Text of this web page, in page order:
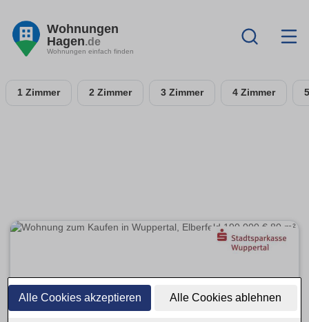
Alle Cookies akzeptieren Alle Cookies ablehnen
Wohnungen
Hagen.de
Wohnungen einfach finden
1 Zimmer 2 Zimmer 3 Zimmer 4 Zimmer